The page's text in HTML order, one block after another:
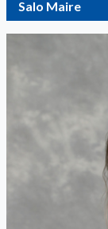
Salo Maire